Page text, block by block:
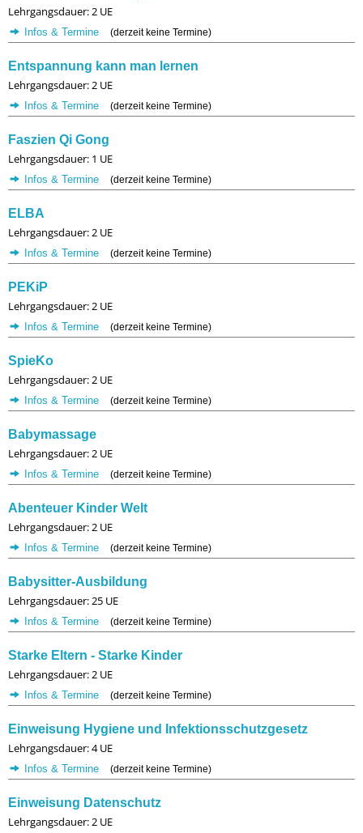
Lehrgangsdauer: 2 UE
Infos & Termine (derzeit keine Termine)
Entspannung kann man lernen
Lehrgangsdauer: 2 UE
Infos & Termine (derzeit keine Termine)
Faszien Qi Gong
Lehrgangsdauer: 1 UE
Infos & Termine (derzeit keine Termine)
ELBA
Lehrgangsdauer: 2 UE
Infos & Termine (derzeit keine Termine)
PEKiP
Lehrgangsdauer: 2 UE
Infos & Termine (derzeit keine Termine)
SpieKo
Lehrgangsdauer: 2 UE
Infos & Termine (derzeit keine Termine)
Babymassage
Lehrgangsdauer: 2 UE
Infos & Termine (derzeit keine Termine)
Abenteuer Kinder Welt
Lehrgangsdauer: 2 UE
Infos & Termine (derzeit keine Termine)
Babysitter-Ausbildung
Lehrgangsdauer: 25 UE
Infos & Termine (derzeit keine Termine)
Starke Eltern - Starke Kinder
Lehrgangsdauer: 2 UE
Infos & Termine (derzeit keine Termine)
Einweisung Hygiene und Infektionsschutzgesetz
Lehrgangsdauer: 4 UE
Infos & Termine (derzeit keine Termine)
Einweisung Datenschutz
Lehrgangsdauer: 2 UE